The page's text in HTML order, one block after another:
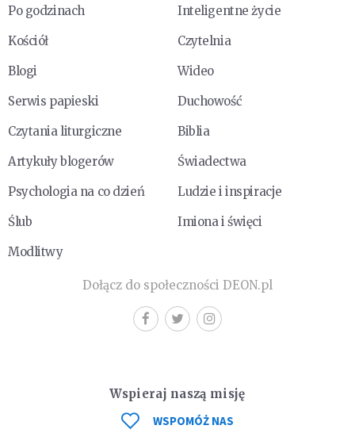
Po godzinach
Inteligentne życie
Kościół
Czytelnia
Blogi
Wideo
Serwis papieski
Duchowość
Czytania liturgiczne
Biblia
Artykuły blogerów
Świadectwa
Psychologia na co dzień
Ludzie i inspiracje
Ślub
Imiona i święci
Modlitwy
Dołącz do społeczności DEON.pl
Wspieraj naszą misję
WSPOMÓŻ NAS